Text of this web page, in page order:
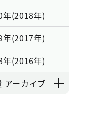
年(2018年)
年(2017年)
年(2016年)
アーカイブ